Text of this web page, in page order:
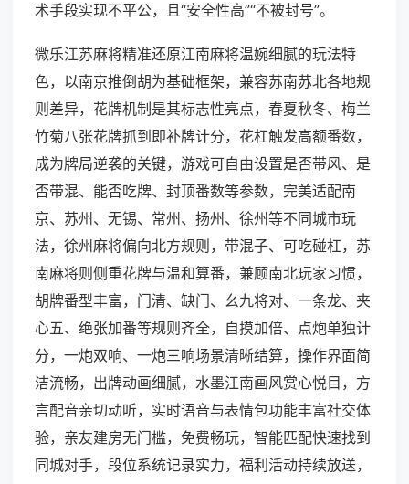
术手段实现不平公，且“安全性高”“不被封号”。
微乐江苏麻将精准还原江南麻将温婉细腻的玩法特
色，以南京推倒胡为基础框架，兼容苏南苏北各地规
则差异，花牌机制是其标志性亮点，春夏秋冬、梅兰
竹菊八张花牌抓到即补牌计分，花杠触发高额番数，
成为牌局逆袭的关键，游戏可自由设置是否带风、是
否带混、能否吃牌、封顶番数等参数，完美适配南
京、苏州、无锡、常州、扬州、徐州等不同城市玩
法，徐州麻将偏向北方规则，带混子、可吃碰杠，苏
南麻将则侧重花牌与温和算番，兼顾南北玩家习惯，
胡牌番型丰富，门清、缺门、幺九将对、一条龙、夹
心五、绝张加番等规则齐全，自摸加倍、点炮单独计
分，一炮双响、一炮三响场景清晰结算，操作界面简
洁流畅，出牌动画细腻，水墨江南画风赏心悦目，方
言配音亲切动听，实时语音与表情包功能丰富社交体
验，亲友建房无门槛，免费畅玩，智能匹配快速找到
同城对手，段位系统记录实力，福利活动持续放送，